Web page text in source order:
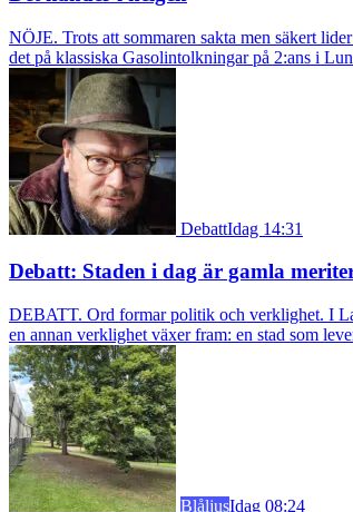
NÖJE. Trots att sommaren sakta men säkert
det på klassiska Gasolintolkningar på 2:ans i
DebattIdag 14:31
Debatt: Staden i dag är gamla
DEBATT. Ord formar politik och verklighet. I
en annan verklighet växer fram: en stad som
BlåljusIdag 08:24